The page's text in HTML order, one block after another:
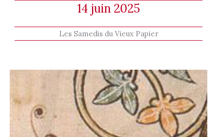
14 juin 2025
Les Samedis du Vieux Papier